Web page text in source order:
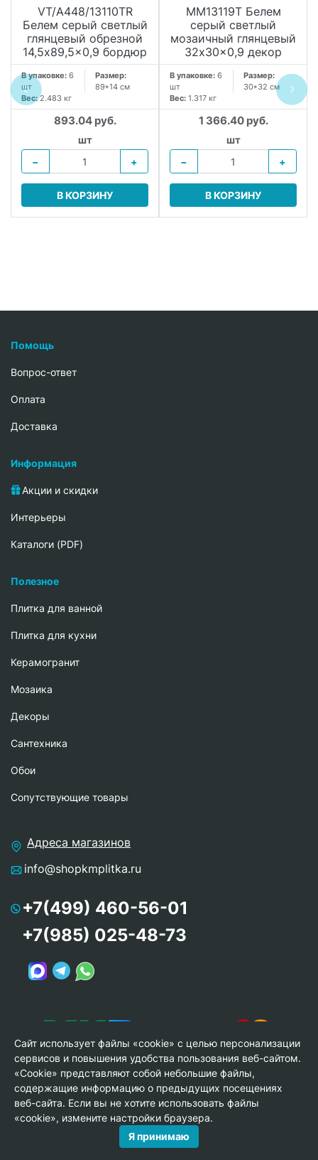
VT/A448/13110TR
Белем серый светлый
глянцевый обрезной
14,5x89,5x0,9 бордюр
В упаковке: 6
шт
Размер:
89*14 см
Вес:2.483 кг
893.04 руб.
шт
−
+
В КОРЗИНУ
MM13119T Белем
серый светлый
мозаичный глянцевый
32x30x0,9 декор
В упаковке: 6
шт
Размер:
30*32 см
Вес: 1.317 кг
1 366.40 руб.
шт
−
+
В КОРЗИНУ
Помощь
Вопрос-ответ
Oплата
Доставка
Информация
Акции и скидки
Интерьеры
Каталоги (PDF)
Полезное
Плитка для ванной
Плитка для кухни
Керамогранит
Мозаика
Декоры
Сантехника
Обои
Сопутствующие товары
Адреса магазинов
info@shopkmplitka.ru
+7(499) 460-56-01
+7(985) 025-48-73
© Copyright 2013-2026 KERAMA MARAZZI, ООО «Гамма
Керамика»
Сайт использует файлы «cookie» с целью персонализации
сервисов и повышения удобства пользования веб-сайтом.
«Cookie» представляют собой небольшие файлы,
содержащие информацию о предыдущих посещениях
веб-сайта. Если вы не хотите использовать файлы
«cookie», измените настройки браузера.
Я принимаю